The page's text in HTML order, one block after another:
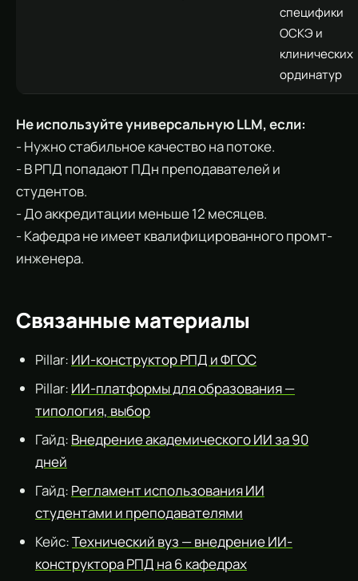
специфики
ОСКЭ и
клинических
ординатур
Не используйте универсальную LLM, если:
- Нужно стабильное качество на потоке.
- В РПД попадают ПДн преподавателей и
студентов.
- До аккредитации меньше 12 месяцев.
- Кафедра не имеет квалифицированного промт-
инженера.
Связанные материалы
Pillar: ИИ-конструктор РПД и ФГОС
Pillar: ИИ-платформы для образования —
типология, выбор
Гайд: Внедрение академического ИИ за 90
дней
Гайд: Регламент использования ИИ
студентами и преподавателями
Кейс:Технический вуз — внедрение ИИ-
конструктора РПД на 6 кафедрах